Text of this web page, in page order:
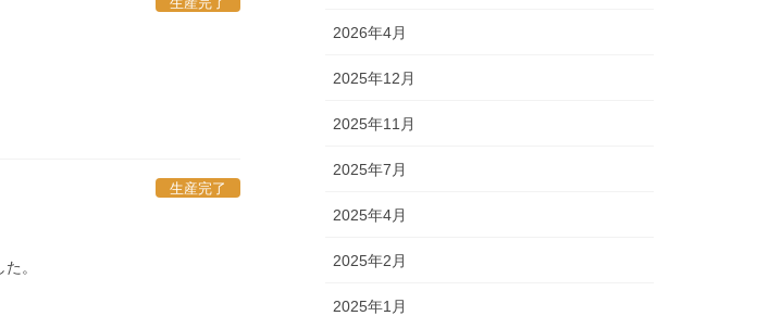
生産完了
。
2026年4月
2025年12月
2025年11月
2025年7月
2025年4月
2025年2月
2025年1月